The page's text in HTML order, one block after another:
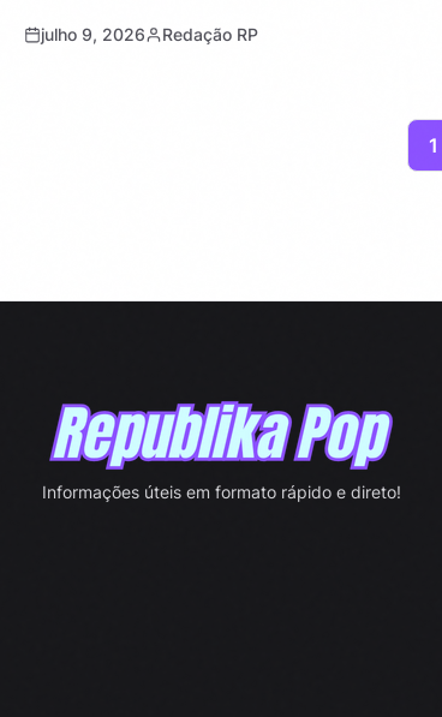
para enviar e receber
julho 9, 2026 Redação RP
1
Informações úteis em formato rápido e direto!